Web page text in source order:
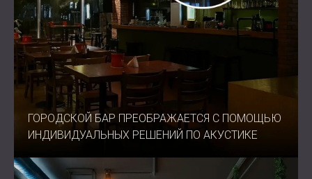
ГОРОДСКОЙ БАР ПРЕОБРАЖАЕТСЯ С ПОМОЩЬЮ
ИНДИВИДУАЛЬНЫХ РЕШЕНИЙ ПО АКУСТИКЕ